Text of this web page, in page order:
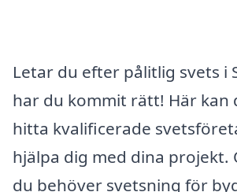
Letar du efter pålitlig svets i
har du kommit rätt! Här kan
hitta kvalificerade
hjälpa dig med dina projekt.
du behöver svetsning för